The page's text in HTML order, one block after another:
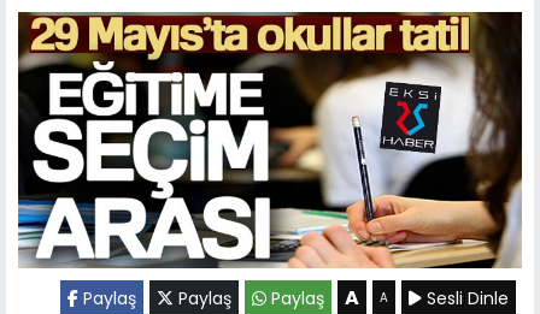
Paylaş Paylaş Paylaş A A Sesli Dinle